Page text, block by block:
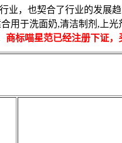
业，也契合了行业的发展
用于洗面奶,清洁制剂,上
商标喵星范已经注册下证